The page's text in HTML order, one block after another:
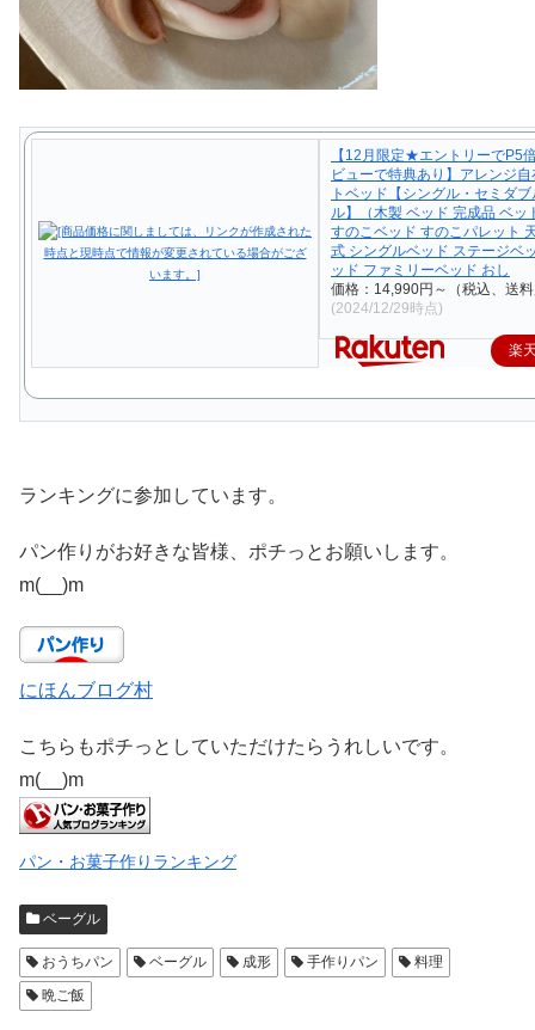
【12月限定★エントリーでP5
ビューで特典あり】アレンジ
トベッド【シングル・セミダ
ル】（木製 ベッド 完成品 ベッ
すのこベッド すのこパレット
式 シングルベッド ステージベ
ッド ファミリーベッド おし
価格：14,990円～（税込、送
(2024/12/29時点)
楽
ランキングに参加しています。
パン作りがお好きな皆様、ポチっとお願いします。
m(__)m
にほんブログ村
こちらもポチっとしていただけたらうれしいです。
m(__)m
パン・お菓子作りランキング
ベーグル
おうちパン ベーグル 成形 手作りパン
料理
晩ご飯